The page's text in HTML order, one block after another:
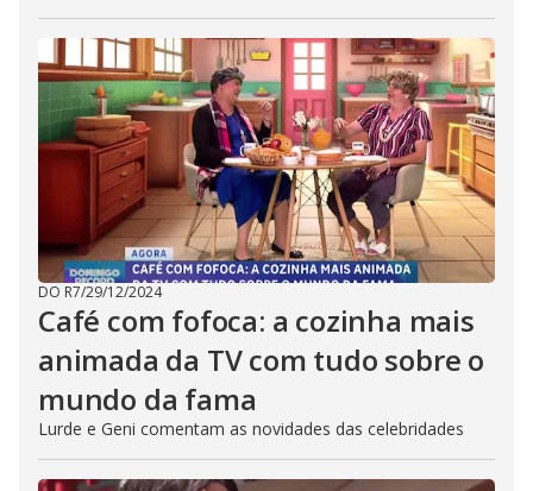
DO R7/29/12/2024
Café com fofoca: a cozinha mais
animada da TV com tudo sobre o
mundo da fama
Lurde e Geni comentam as novidades das celebridades